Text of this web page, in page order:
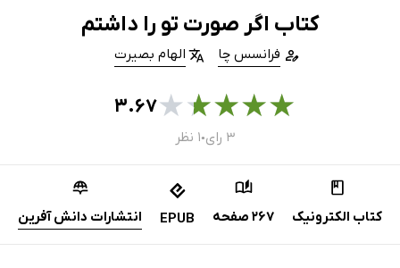
کتاب اگر صورت تو را داشتم
فرانسس چا الهام بصیرت
★
★
★
★
★۳.۶۷
۳ رای ● ۱ نظر
کتاب الکترونیک 267 صفحه EPUB انتشارات دانش آفرین